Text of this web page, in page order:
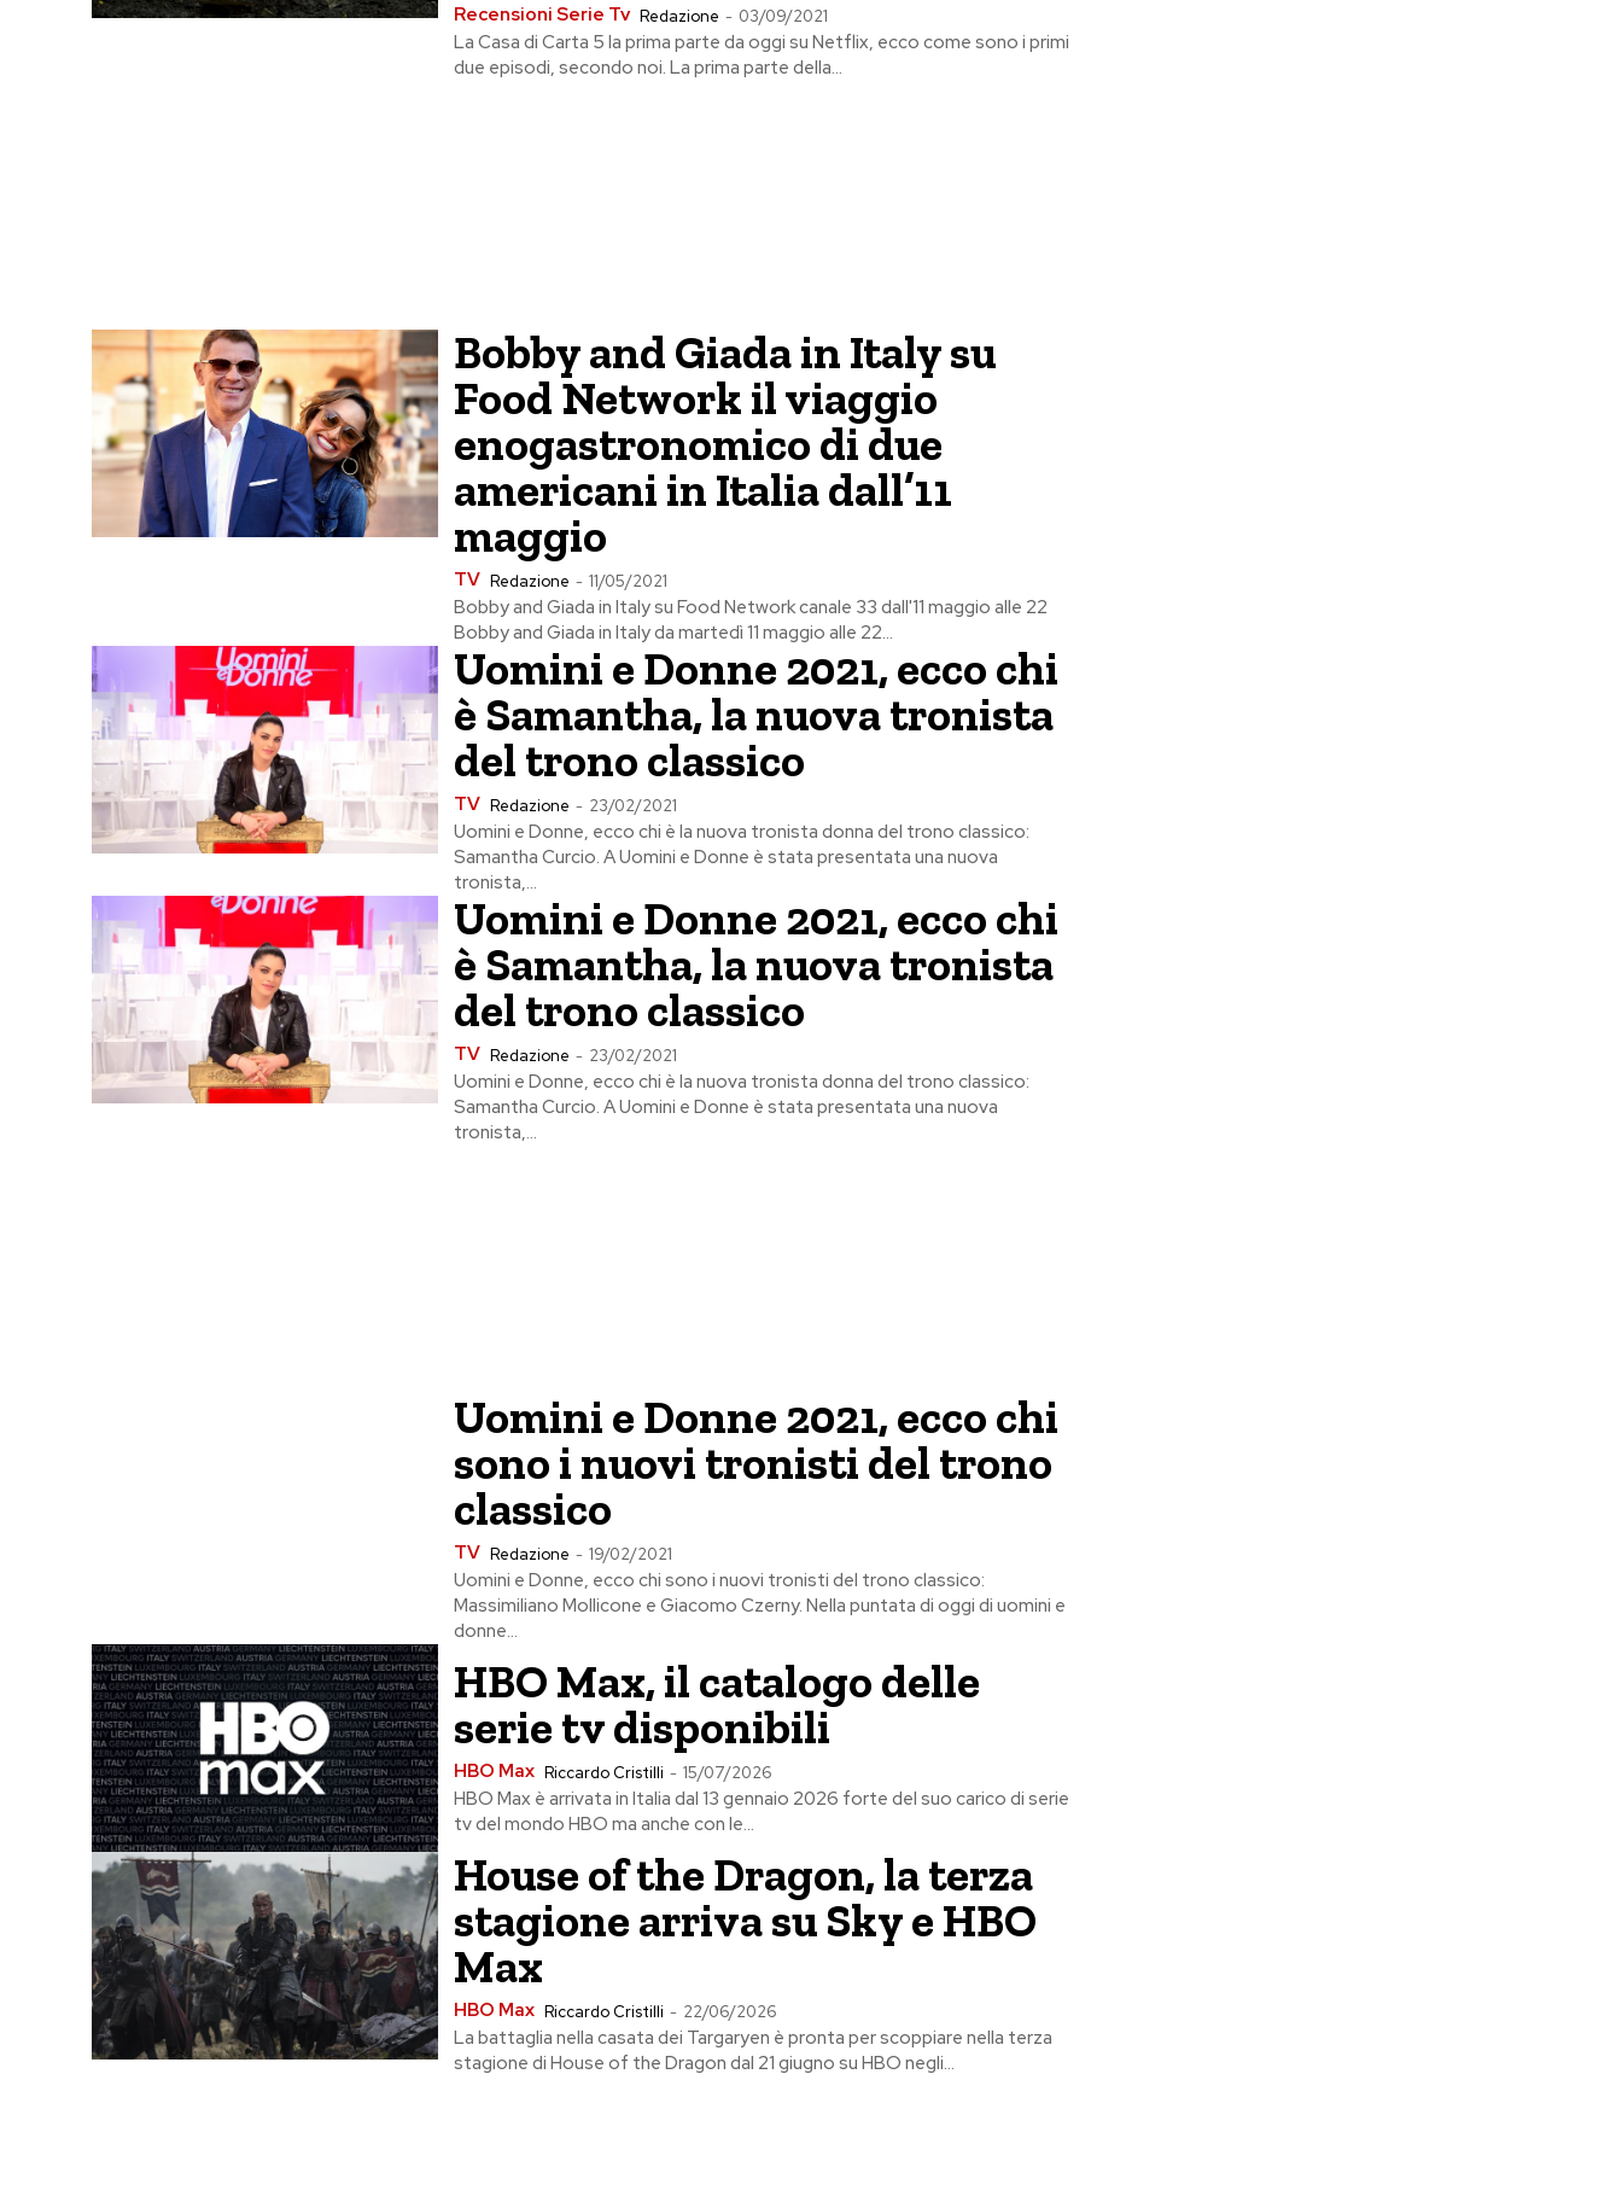
Recensioni Serie Tv Redazione - 03/09/2021
La Casa di Carta 5 la prima parte da oggi su Netflix, ecco come sono i primi
due episodi, secondo noi. La prima parte della...
Bobby and Giada in Italy su
Food Network il viaggio
enogastronomico di due
americani in Italia dall’11
maggio
TV Redazione - 11/05/2021
Bobby and Giada in Italy su Food Network canale 33 dall'11 maggio alle 22
Bobby and Giada in Italy da martedì 11 maggio alle 22...
Uomini e Donne 2021, ecco chi
è Samantha, la nuova tronista
del trono classico
TV Redazione - 23/02/2021
Uomini e Donne, ecco chi è la nuova tronista donna del trono classico:
Samantha Curcio. A Uomini e Donne è stata presentata una nuova
tronista,...
Uomini e Donne 2021, ecco chi
è Samantha, la nuova tronista
del trono classico
TV Redazione - 23/02/2021
Uomini e Donne, ecco chi è la nuova tronista donna del trono classico:
Samantha Curcio. A Uomini e Donne è stata presentata una nuova
tronista,...
Uomini e Donne 2021, ecco chi
sono i nuovi tronisti del trono
classico
TV Redazione - 19/02/2021
Uomini e Donne, ecco chi sono i nuovi tronisti del trono classico:
Massimiliano Mollicone e Giacomo Czerny. Nella puntata di oggi di uomini e
donne...
HBO Max, il catalogo delle
serie tv disponibili
HBO Max Riccardo Cristilli - 15/07/2026
HBO Max è arrivata in Italia dal 13 gennaio 2026 forte del suo carico di serie
tv del mondo HBO ma anche con le...
House of the Dragon, la terza
stagione arriva su Sky e HBO
Max
HBO Max Riccardo Cristilli - 22/06/2026
La battaglia nella casata dei Targaryen è pronta per scoppiare nella terza
stagione di House of the Dragon dal 21 giugno su HBO negli...